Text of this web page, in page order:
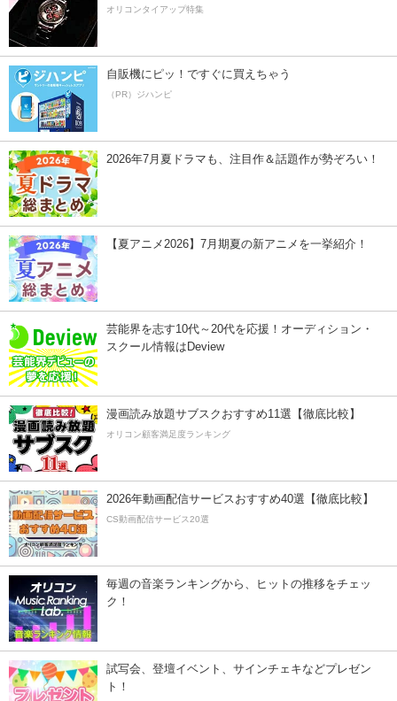
オリコンタイアップ特集
自販機にピッ！ですぐに買えちゃう
（PR）ジハンピ
2026年7月夏ドラマも、注目作＆話題作が勢ぞろい！
【夏アニメ2026】7月期夏の新アニメを一挙紹介！
芸能界を志す10代～20代を応援！オーディション・
スクール情報はDeview
漫画読み放題サブスクおすすめ11選【徹底比較】
オリコン顧客満足度ランキング
2026年動画配信サービスおすすめ40選【徹底比較】
CS動画配信サービス20選
毎週の音楽ランキングから、ヒットの推移をチェッ
ク！
試写会、登壇イベント、サインチェキなどプレゼン
ト！